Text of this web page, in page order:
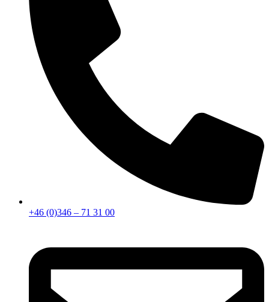
+46 (0)346 – 71 31 00